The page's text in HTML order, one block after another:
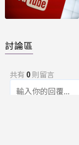
討論區
共有 0則留言